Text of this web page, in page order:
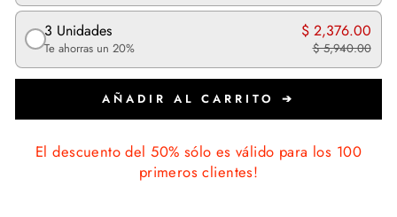
3 Unidades
Te ahorras un 20%
$ 2,376.00
$ 5,940.00
AÑADIR AL CARRITO ➔
El descuento del 50% sólo es válido para los 100
primeros clientes!